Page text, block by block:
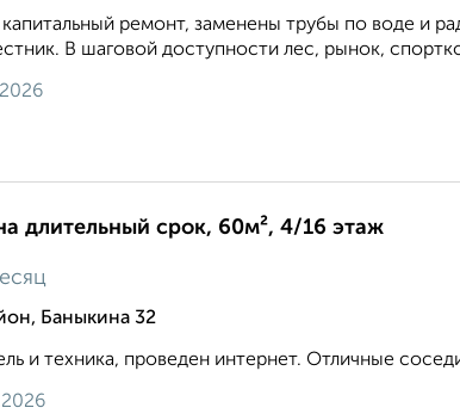
ремонт, заменены трубы по воде и
В шаговой доступности лес, рынок,
длительный срок, 60м², 4/16 этаж
Баныкина 32
и техника, проведен интернет. Отличные